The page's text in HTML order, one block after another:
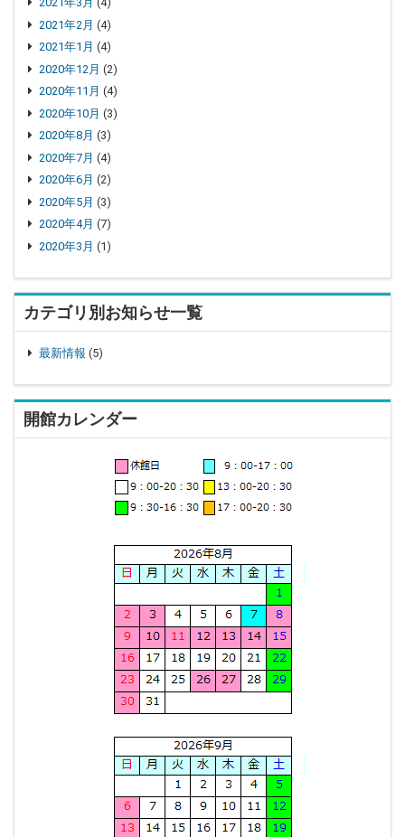
2021年2月 (4)
2021年1月 (4)
2020年12月 (2)
2020年11月 (4)
2020年10月 (3)
2020年8月 (3)
2020年7月 (4)
2020年6月 (2)
2020年5月 (3)
2020年4月 (7)
2020年3月 (1)
カテゴリ別お知らせ一覧
最新情報 (5)
開館カレンダー